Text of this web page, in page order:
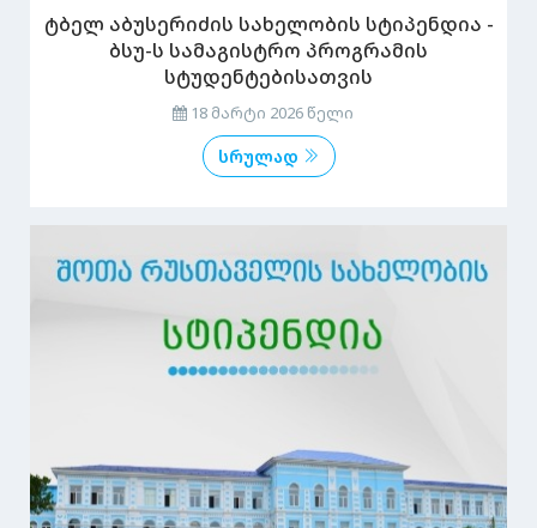
ტბელ აბუსერიძის სახელობის სტიპენდია -
ბსუ-ს სამაგისტრო პროგრამის
სტუდენტებისათვის
18 მარტი 2026 წელი
სრულად